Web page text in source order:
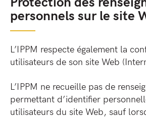
personnels sur le site
L’IPPM respecte également la
utilisateurs de son site Web
L’IPPM ne recueille pas de
permettant d’identifier
utilisateurs du site Web, sauf